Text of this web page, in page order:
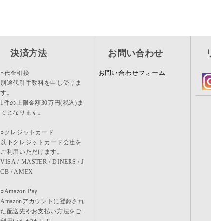
決済方法
○代金引換
別途代引手数料を申し受けま
す。
1件の上限金額30万円(税込)ま
でとなります。
○クレジットカード
以下クレジットカード会社を
ご利用いただけます。
VISA / MASTER / DINERS / J
CB / AMEX
○Amazon Pay
Amazonアカウントに登録され
た配送先やお支払い方法をご
お問い合わせ
お問い合わせフォーム